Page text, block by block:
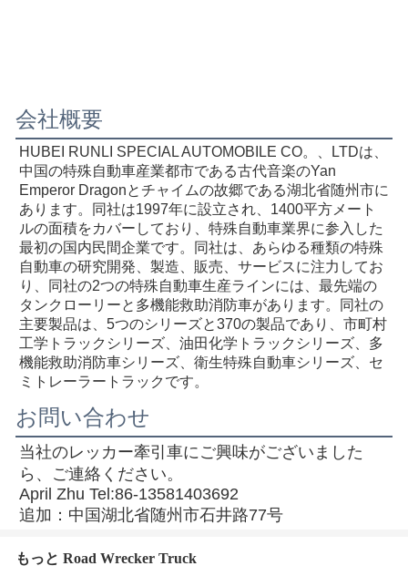
会社概要
HUBEI RUNLI SPECIAL AUTOMOBILE CO。、LTDは、
中国の特殊自動車産業都市である古代音楽のYan
Emperor Dragonとチャイムの故郷である湖北省随州市に
あります。同社は1997年に設立され、1400平方メート
ルの面積をカバーしており、特殊自動車業界に参入した
最初の国内民間企業です。同社は、あらゆる種類の特殊
自動車の研究開発、製造、販売、サービスに注力してお
り、同社の2つの特殊自動車生産ラインには、最先端の
タンクローリーと多機能救助消防車があります。同社の
主要製品は、5つのシリーズと370の製品であり、市町村
工学トラックシリーズ、油田化学トラックシリーズ、多
機能救助消防車シリーズ、衛生特殊自動車シリーズ、セ
ミトレーラートラックです。
お問い合わせ
当社のレッカー牽引車にご興味がございました
ら、ご連絡ください。
April Zhu Tel:86-13581403692
追加：中国湖北省随州市石井路77号
もっと Road Wrecker Truck